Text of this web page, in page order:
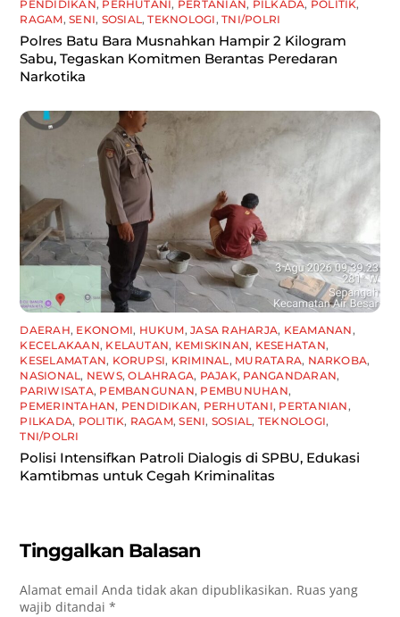
PENDIDIKAN, PERHUTANI, PERTANIAN, PILKADA, POLITIK,
RAGAM,SENI, SOSIAL,TEKNOLOGI,TNI/POLRI
Polres Batu Bara Musnahkan Hampir 2 Kilogram
Sabu, Tegaskan Komitmen Berantas Peredaran
Narkotika
DAERAH, EKONOMI, HUKUM,JASA RAHARJA, KEAMANAN,
KECELAKAAN, KELAUTAN, KEMISKINAN, KESEHATAN,
KESELAMATAN, KORUPSI, KRIMINAL, MURATARA, NARKOBA,
NASIONAL, NEWS,OLAHRAGA, PAJAK, PANGANDARAN,
PARIWISATA, PEMBANGUNAN, PEMBUNUHAN,
PEMERINTAHAN, PENDIDIKAN, PERHUTANI, PERTANIAN,
PILKADA, POLITIK, RAGAM,SENI, SOSIAL, TEKNOLOGI,
TNI/POLRI
Polisi Intensifkan Patroli Dialogis di SPBU, Edukasi
Kamtibmas untuk Cegah Kriminalitas
Tinggalkan Balasan
Alamat email Anda tidak akan dipublikasikan. Ruas yang
wajib ditandai*